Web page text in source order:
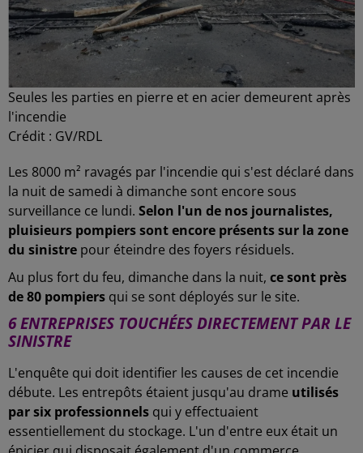
Seules les parties en pierre et en acier demeurent après
l'incendie
Crédit : GV/RDL
Les 8000 m² ravagés par l'incendie qui s'est déclaré dans
la nuit de samedi à dimanche sont encore sous
surveillance ce lundi. Selon l'un de nos journalistes,
pluisieurs pompiers sont encore présents sur la zone
du sinistre pour éteindre des foyers résiduels.
Au plus fort du feu, dimanche dans la nuit, ce sont près
de 80 pompiers qui se sont déployés sur le site.
6 ENTREPRISES TOUCHÉES DIRECTEMENT PAR LE
SINISTRE
L'enquête qui doit identifier les causes de cet incendie
débute. Les entrepôts étaient jusqu'au drame utilisés
par six professionnels qui y effectuaient
essentiellement du stockage. L'un d'entre eux était un